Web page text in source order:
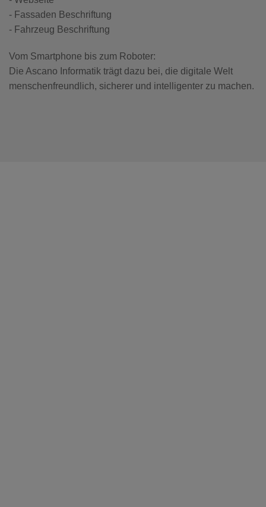
- Fassaden Beschriftung
- Fahrzeug Beschriftung
Vom Smartphone bis zum Roboter:
Die Ascano Informatik trägt dazu bei, die digitale Welt
menschenfreundlich, sicherer und intelligenter zu machen.